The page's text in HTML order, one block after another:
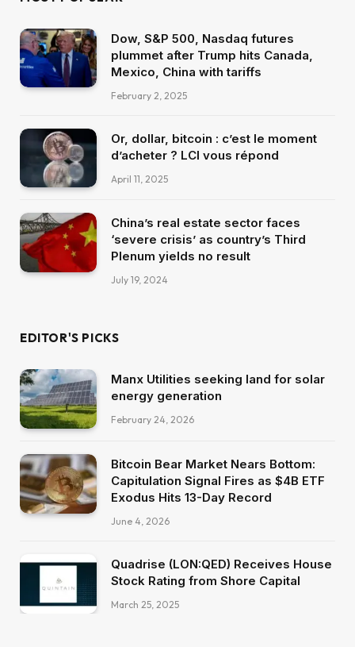
Dow, S&P 500, Nasdaq futures
plummet after Trump hits Canada,
Mexico, China with tariffs
February 2, 2025
Or, dollar, bitcoin : c’est le moment
d’acheter ? LCI vous répond
April 11, 2025
China’s real estate sector faces
‘severe crisis’ as country’s Third
Plenum yields no result
July 19, 2024
EDITOR'S PICKS
Manx Utilities seeking land for solar
energy generation
February 24, 2026
Bitcoin Bear Market Nears Bottom:
Capitulation Signal Fires as $4B ETF
Exodus Hits 13-Day Record
June 4, 2026
Quadrise (LON:QED) Receives House
Stock Rating from Shore Capital
March 25, 2025